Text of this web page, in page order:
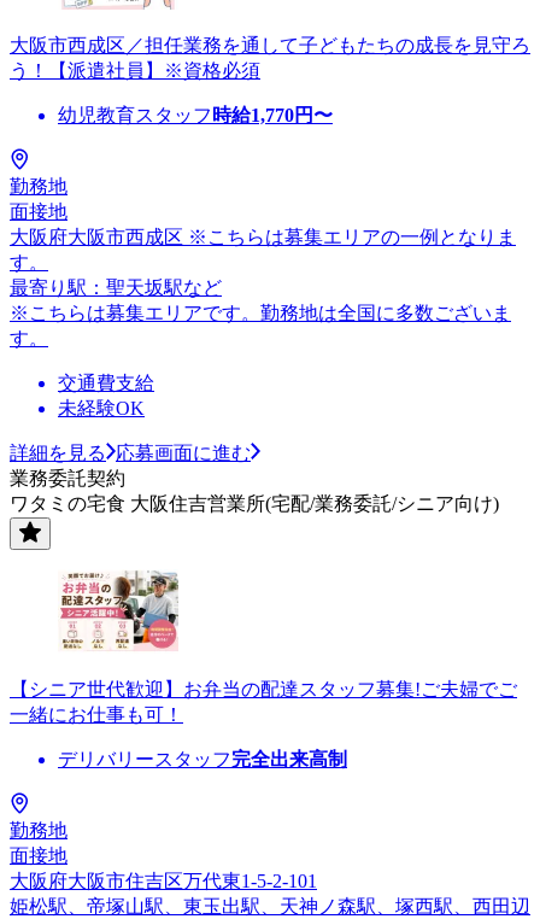
大阪市西成区／担任業務を通して子どもたちの成長を見守ろ
う！【派遣社員】※資格必須
幼児教育スタッフ 時給1,770円〜
勤務地
面接地
大阪府大阪市西成区 ※こちらは募集エリアの一例となりま
す。
最寄り駅：聖天坂駅など
※こちらは募集エリアです。勤務地は全国に多数ございま
す。
交通費支給
未経験OK
詳細を見る
応募画面に進む
業務委託契約
ワタミの宅食 大阪住吉営業所(宅配/業務委託/シニア向け)
【シニア世代歓迎】お弁当の配達スタッフ募集!ご夫婦でご
一緒にお仕事も可！
デリバリースタッフ完全出来高制
勤務地
面接地
大阪府大阪市住吉区万代東1-5-2-101
姫松駅、帝塚山駅、東玉出駅、天神ノ森駅、塚西駅、西田辺